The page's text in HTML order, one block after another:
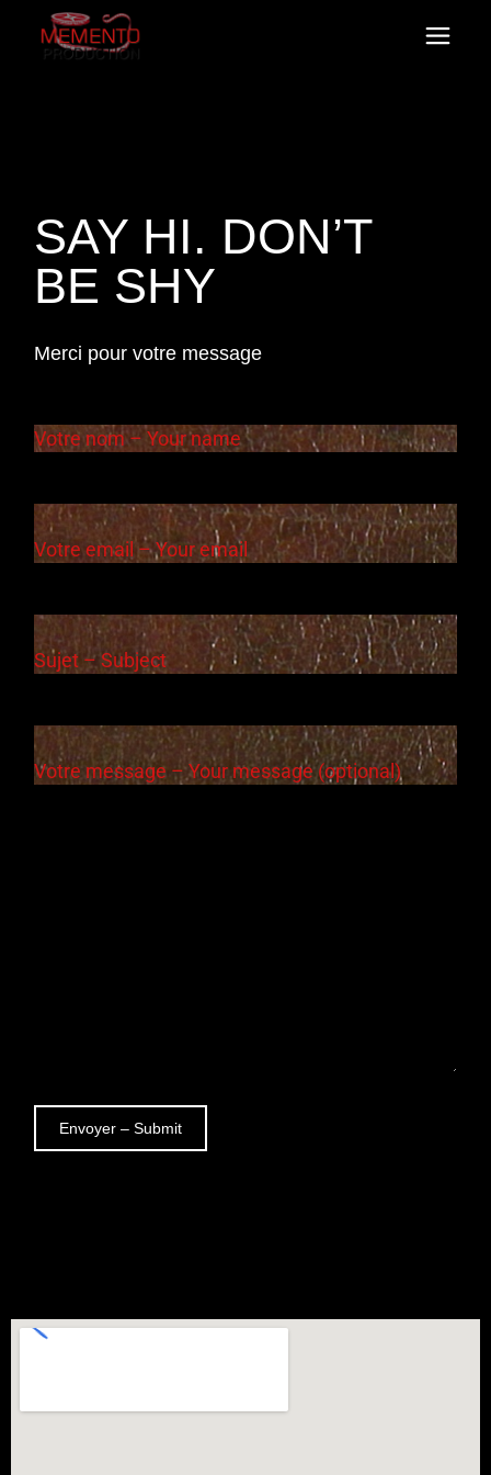
SAY HI. DON’T
BE SHY
Merci pour votre message
Votre nom – Your name
Votre email – Your email
Sujet – Subject
Votre message – Your message (optional)
Envoyer – Submit